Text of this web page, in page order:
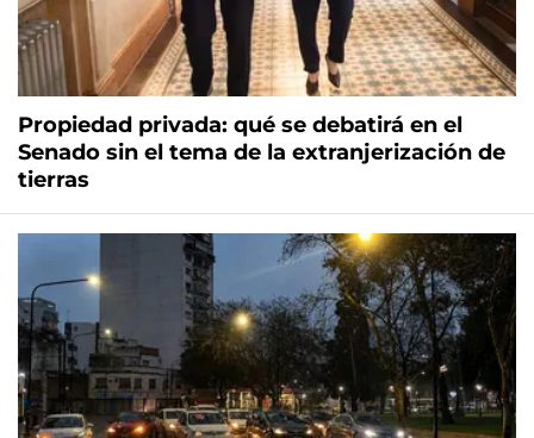
Propiedad privada: qué se debatirá en el
Senado sin el tema de la extranjerización de
tierras